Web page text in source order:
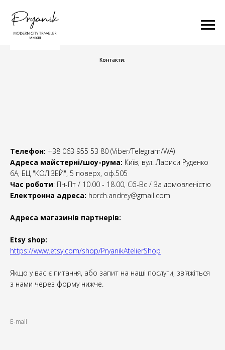
Контакти:
Телефон: +38 063 955 53 80 (Viber/Telegram/WA)
Адреса майстерні/шоу-рума: Київ, вул. Лариси Руденко
6А, БЦ "КОЛІЗЕЙ", 5 поверх, оф.505
Час роботи: Пн-Пт / 10.00 - 18.00, Сб-Вс / За домовленістю
Електронна адреса: horch.andrey@gmail.com
Адреса магазинів партнерів:
Etsy shop:
https://www.etsy.com/shop/PryanikAtelierShop
Якщо у вас є питання, або запит на наші послуги, зв'яжіться
з нами через форму нижче.
E-mail